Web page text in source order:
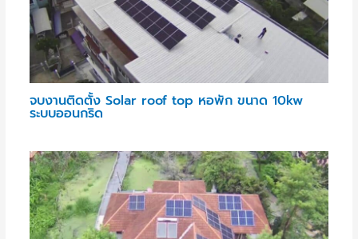
จบงานติดตั้ง Solar roof top หอพัก ขนาด 10kw
ระบบออนกริด